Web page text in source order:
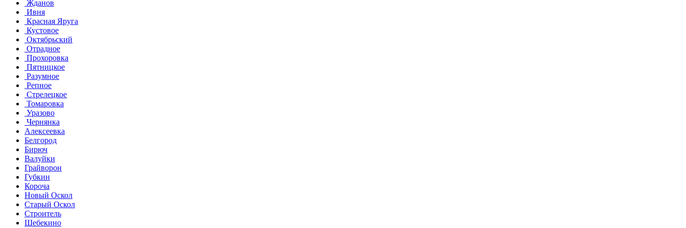
Жданов
Ивня
Красная Яруга
Кустовое
Октябрьский
Отрадное
Прохоровка
Пятницкое
Разумное
Репное
Стрелецкое
Томаровка
Уразово
Чернянка
Алексеевка
Белгород
Бирюч
Валуйки
Грайворон
Губкин
Короча
Новый Оскол
Старый Оскол
Строитель
Шебекино